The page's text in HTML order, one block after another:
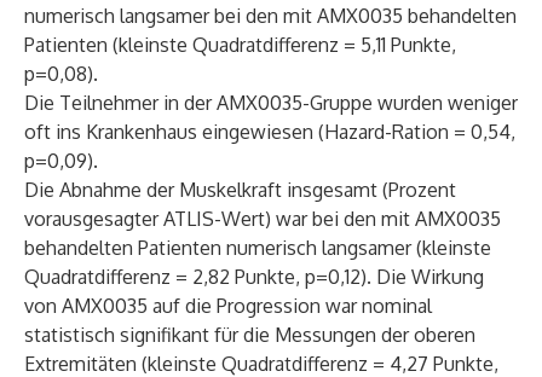
numerisch langsamer bei den mit AMX0035 behandelten
Patienten (kleinste Quadratdifferenz = 5,11 Punkte,
p=0,08).
Die Teilnehmer in der AMX0035-Gruppe wurden weniger
oft ins Krankenhaus eingewiesen (Hazard-Ration = 0,54,
p=0,09).
Die Abnahme der Muskelkraft insgesamt (Prozent
vorausgesagter ATLIS-Wert) war bei den mit AMX0035
behandelten Patienten numerisch langsamer (kleinste
Quadratdifferenz = 2,82 Punkte, p=0,12). Die Wirkung
von AMX0035 auf die Progression war nominal
statistisch signifikant für die Messungen der oberen
Extremitäten (kleinste Quadratdifferenz = 4,27 Punkte,